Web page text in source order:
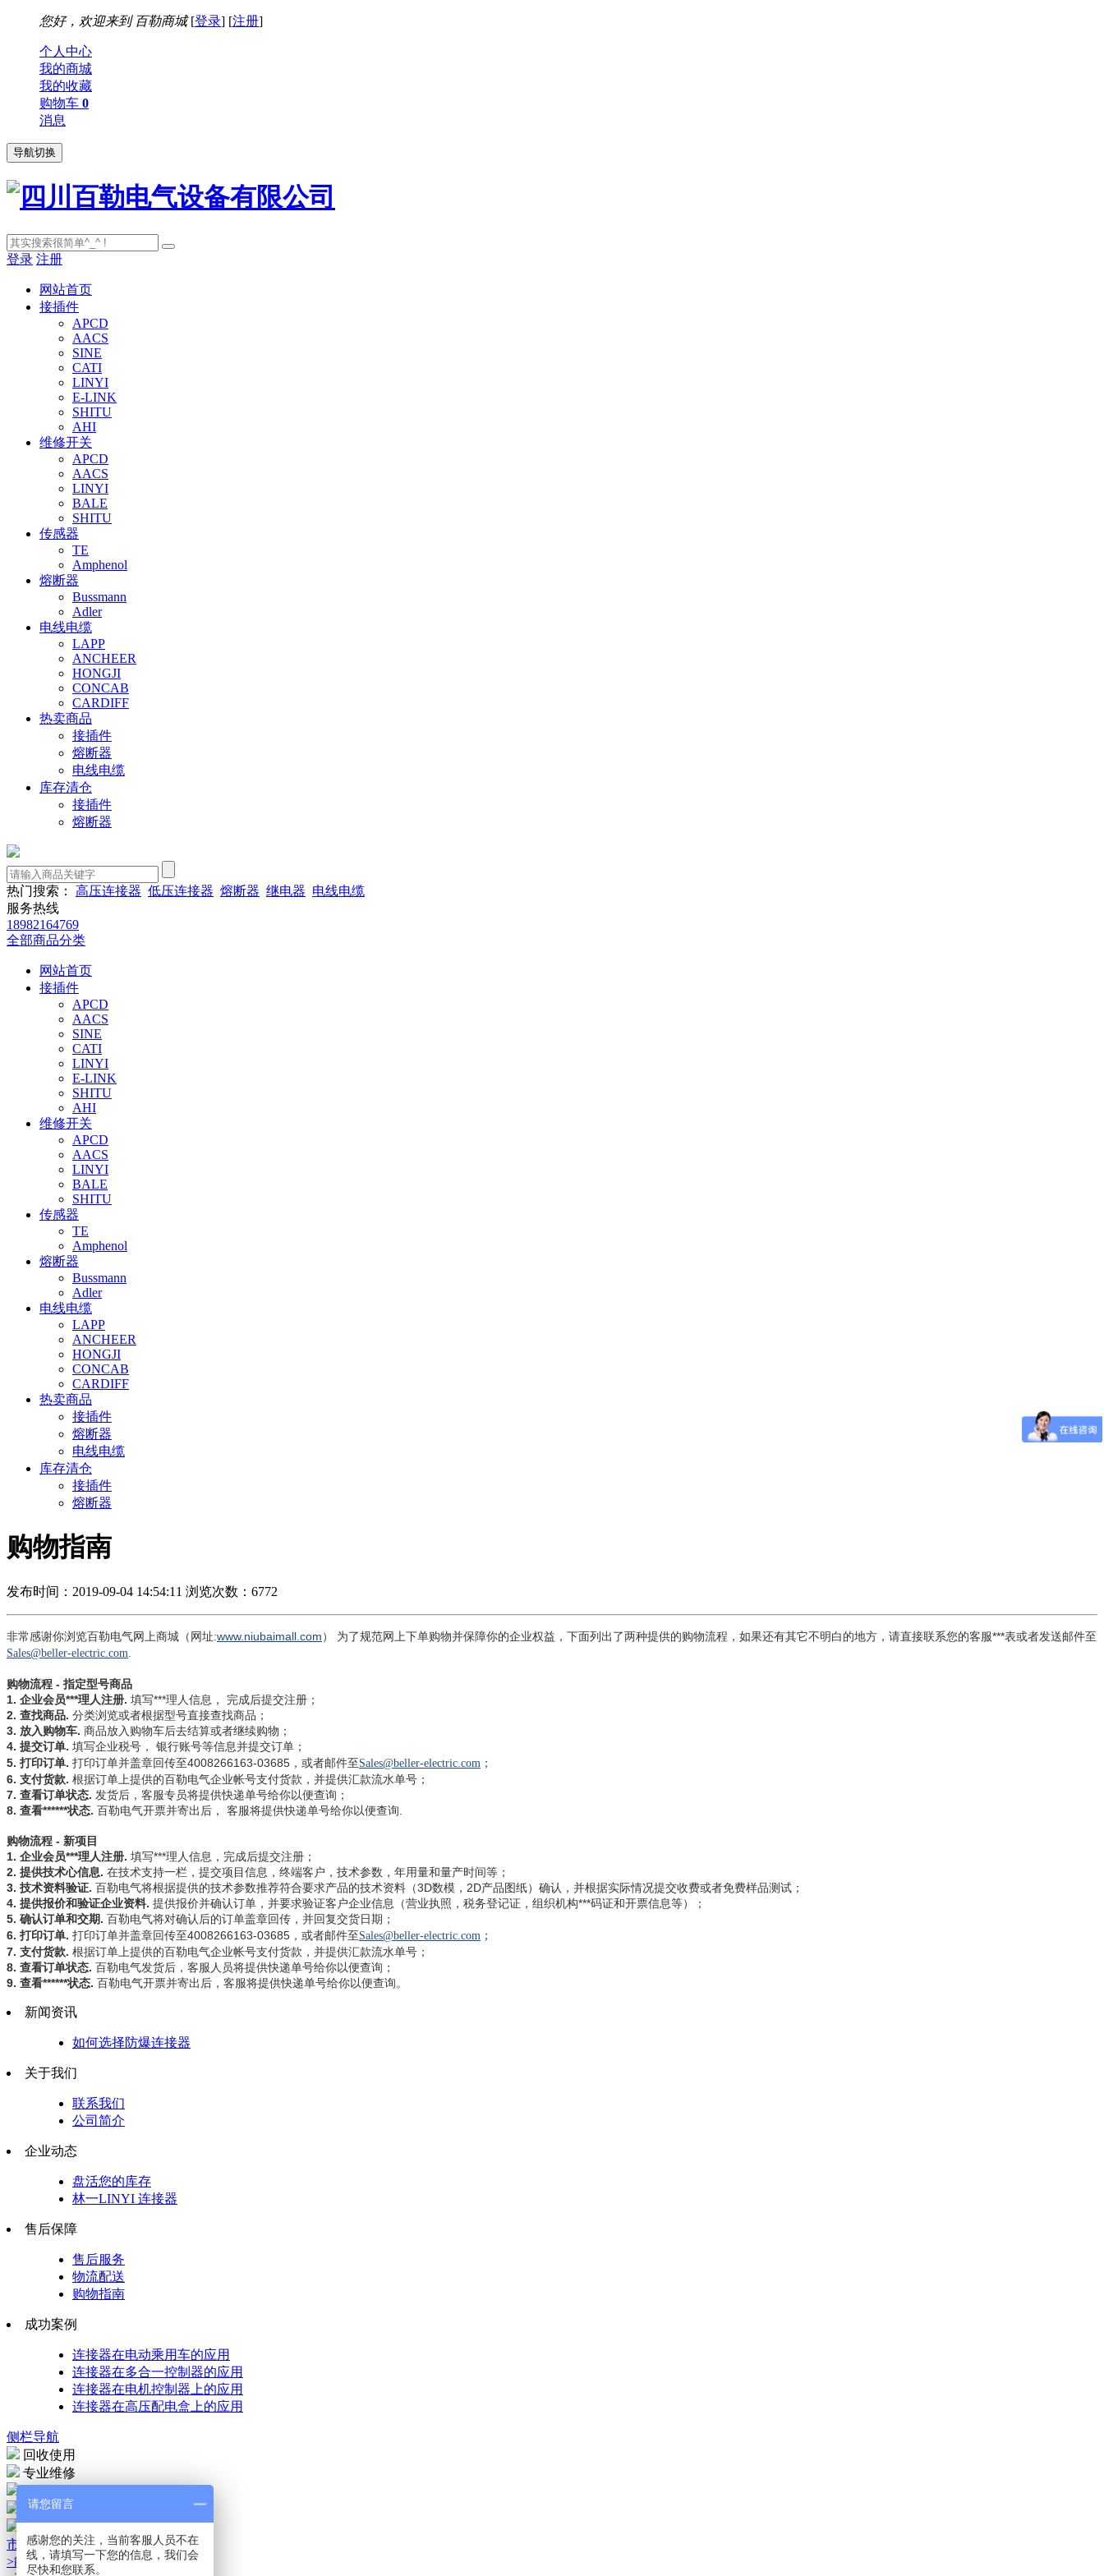
您好，欢迎来到 百勒商城[登录] [注册]
个人中心
我的商城
我的收藏
购物车 0
消息
导航切换
登录 注册
网站首页
接插件
APCD
AACS
SINE
CATI
LINYI
E-LINK
SHITU
AHI
维修开关
APCD
AACS
LINYI
BALE
SHITU
传感器
TE
Amphenol
熔断器
Bussmann
Adler
电线电缆
LAPP
ANCHEER
HONGJI
CONCAB
CARDIFF
热卖商品
接插件
熔断器
电线电缆
库存清仓
接插件
熔断器
热门搜索： 高压连接器 低压连接器 熔断器 继电器 电线电缆
服务热线
18982164769
全部商品分类
网站首页
接插件
APCD
AACS
SINE
CATI
LINYI
E-LINK
SHITU
AHI
维修开关
APCD
AACS
LINYI
BALE
SHITU
传感器
TE
Amphenol
熔断器
Bussmann
Adler
电线电缆
LAPP
ANCHEER
HONGJI
CONCAB
CARDIFF
热卖商品
接插件
熔断器
电线电缆
库存清仓
接插件
熔断器
购物指南
发布时间：2019-09-04 14:54:11 浏览次数：6772
非常感谢你浏览百勒电气网上商城（网址:www.niubaimall.com） 为了规范网上下单购物并保障你的企业权益，下面列出了两种提供的购物流程，如果还有其它不明白的地方，请直接联系您的客服***表或者发送邮件至
Sales@beller-electric.com
购物流程 - 指定型号商品
1. 企业会员***理人注册. 填写***理人信息，
完成后提交注册；
2. 查找商品. 分类浏览或者根据型号直接查找商品；
3. 放入购物车. 商品放入购物车后去结算或者继续购物；
4. 提交订单. 填写企业税号，
银行账号等信息并提交订单；
5. 打印订单. 打印订单并盖章回传至4008266163-03685 ，或者邮件至Sales@beller-electric.com ；
6. 支付货款. 根据订单上提供的百勒电气企业帐号支付货款，并提供汇款流水单号；
7. 查看订单状态. 发货后，客服专员将提供快递单号给你以便查询；
8. 查看******状态. 百勒电气开票并寄出后， 客服将提供快递单号给你以便查询
购物流程 - 新项目
1. 企业会员***理人注册. 填写***理人信息，完成后提交注册；
2. 提供技术心信息. 在技术支持一栏，提交项目信息，终端客户，技术参数，年用量和量产时间等；
3. 技术资料验证. 百勒电气将根据提供的技术参数推荐符合要求产品的技术资料（3D数模， 2D产品图纸）确认，并根据实际情况提交收费或者免费样品测试；
4. 提供报价和验证企业资料. 提供报价并确认订单，并要求验证客户企业信息（营业执照，税务登记证，组织机构***码证和开票信息等）；
5. 确认订单和交期. 百勒电气将对确认后的订单盖章回传，并回复交货日期；
6. 打印订单. 打印订单并盖章回传至4008266163-03685 ，或者邮件至Sales@beller-electric.com ；
7. 支付货款. 根据订单上提供的百勒电气企业帐号支付货款，并提供汇款流水单号；
8. 查看订单状态. 百勒电气发货后，客服人员将提供快递单号给你以便查询；
9. 查看******状态. 百勒电气开票并寄出后，客服将提供快递单号给你以便查询。
新闻资讯
如何选择防爆连接器
关于我们
联系我们
公司简介
企业动态
盘活您的库存
林一LINYI 连接器
售后保障
售后服务
物流配送
购物指南
成功案例
连接器在电动乘用车的应用
连接器在多合一控制器的应用
连接器在电机控制器上的应用
连接器在高压配电盒上的应用
侧栏导航
回收使用
专业维修
服务中心
售后服务
市场运用
>能源储存市场
请您留言
感谢您的关注，当前客服人员不在
线，请填写一下您的信息，我们会
尽快和您联系。